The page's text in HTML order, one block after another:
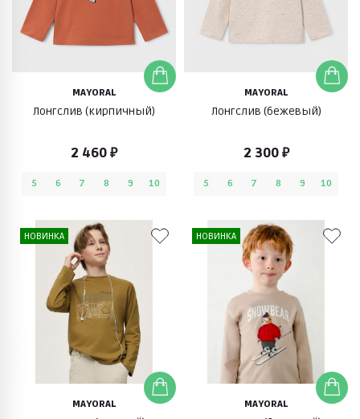
MAYORAL
Лонгслив (кирпичный)
2 460 ₽
5 6 7 8 9 10
MAYORAL
Лонгслив (бежевый)
2 300 ₽
5 6 7 8 9 10
НОВИНКА
MAYORAL
НОВИНКА
MAYORAL